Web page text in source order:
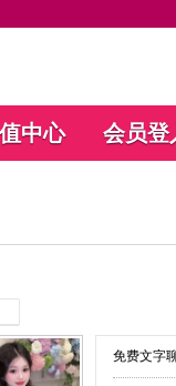
中心 会员登
免费文字